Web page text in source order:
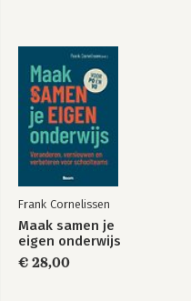
Boekentips 179
Frank Cornelissen
Maak samen je
eigen onderwijs
€ 28,00